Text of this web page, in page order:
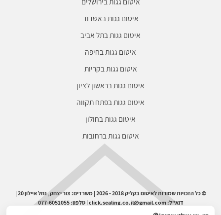
איטום גגות באשדוד
איטום גגות בתל אביב
איטום גגות בחיפה
איטום גגות בקריות
איטום גגות בראשון לציון
איטום גגות בפתח תקווה
איטום גגות בחולון
איטום גגות ברחובות
© כל הזכויות שמורות לאיטום בקליק 2018 - 2026 | משרדים: צור יצחק, נחל איילון 20 |
דוא"ל: click.sealing.co.il@gmail.com | טלפון: 077-6051055